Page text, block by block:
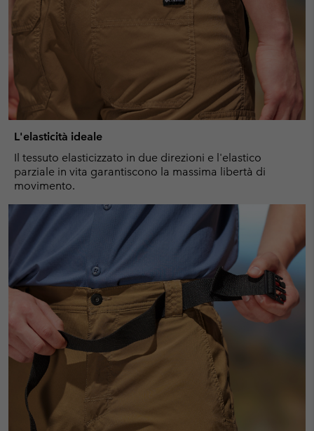
L'elasticità ideale
Il tessuto elasticizzato in due direzioni e l'elastico
parziale in vita garantiscono la massima libertà di
movimento.